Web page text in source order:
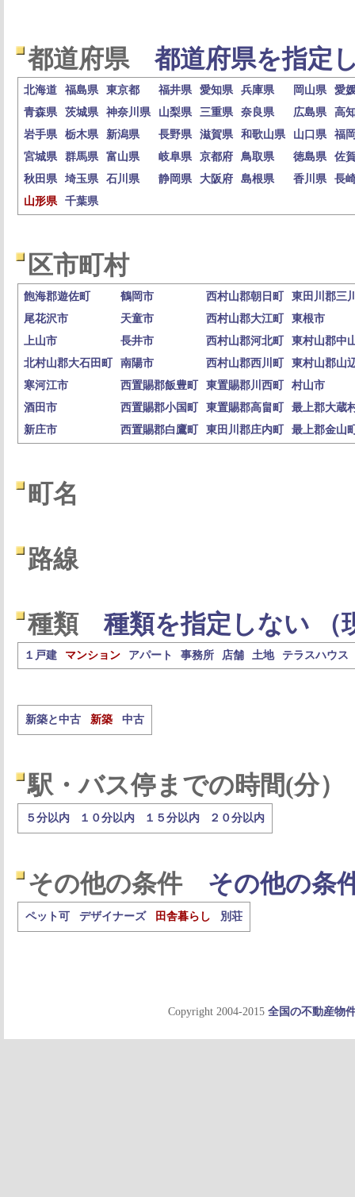
都道府県 都道府県を指定
北海道 福島県 東京都 福井県 愛知県 兵庫県 岡山県
愛
青森県
茨城県 神奈川県 山梨県 三重県 奈良県 広島県
高
岩手県
栃木県 新潟県 長野県 滋賀県 和歌山県 山口県
福
宮城県
群馬県 富山県 岐阜県 京都府 鳥取県 徳島県
佐
秋田県
埼玉県 石川県 静岡県 大阪府 島根県 香川県
長
山形県
千葉県
区市町村
飽海郡遊佐町 鶴岡市 西村山郡朝日町
東田川郡三
尾花沢市
天童市 西村山郡大江町
東根市
上山市
長井市 西村山郡河北町
東村山郡中
北村山郡大石田町
南陽市 西村山郡西川町
東村山郡山
寒河江市
西置賜郡飯豊町 東置賜郡川西町
村山市
酒田市
西置賜郡小国町 東置賜郡高畠町
最上郡大蔵
新庄市
西置賜郡白鷹町 東田川郡庄内町 最上郡金山
町名
路線
種類 種類を指定しない （
１戸建 マンション アパート 事務所 店舗 土地 テラスハウス
新築と中古 新築 中古
駅・バス停までの時間(分）
５分以内 １０分以内 １５分以内 ２０分以内
その他の条件 その他の条
ペット可 デザイナーズ 田舎暮らし 別荘
Copyright 2004-2015 全国の不動産物